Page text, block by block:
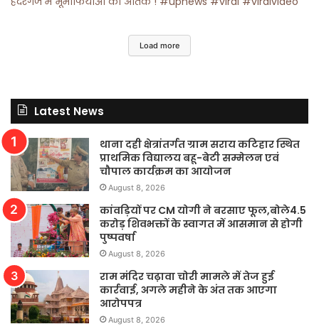
Load more
Latest News
थाना दही क्षेत्रांतर्गत ग्राम सराय कटिहार स्थित
प्राथमिक विद्यालय बहू-बेटी सम्मेलन एवं
चौपाल कार्यक्रम का आयोजन
August 8, 2026
कांवड़ियों पर CM योगी ने बरसाए फूल,बोले4.5
करोड़ शिवभक्तों के स्वागत में आसमान से होगी
पुष्पवर्षा
August 8, 2026
राम मंदिर चढ़ावा चोरी मामले में तेज हुई
कार्रवाई, अगले महीने के अंत तक आएगा
आरोपपत्र
August 8, 2026